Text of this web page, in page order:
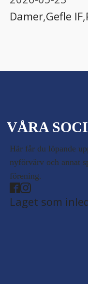
Damer,Gefle IF,
VÅRA
Här får du löpande
nyförvärv och annat
förening.
Laget som